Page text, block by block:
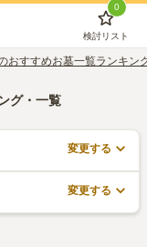
0
検討リスト
おすすめお墓一覧ランキン
グ・一覧
変更する
変更する